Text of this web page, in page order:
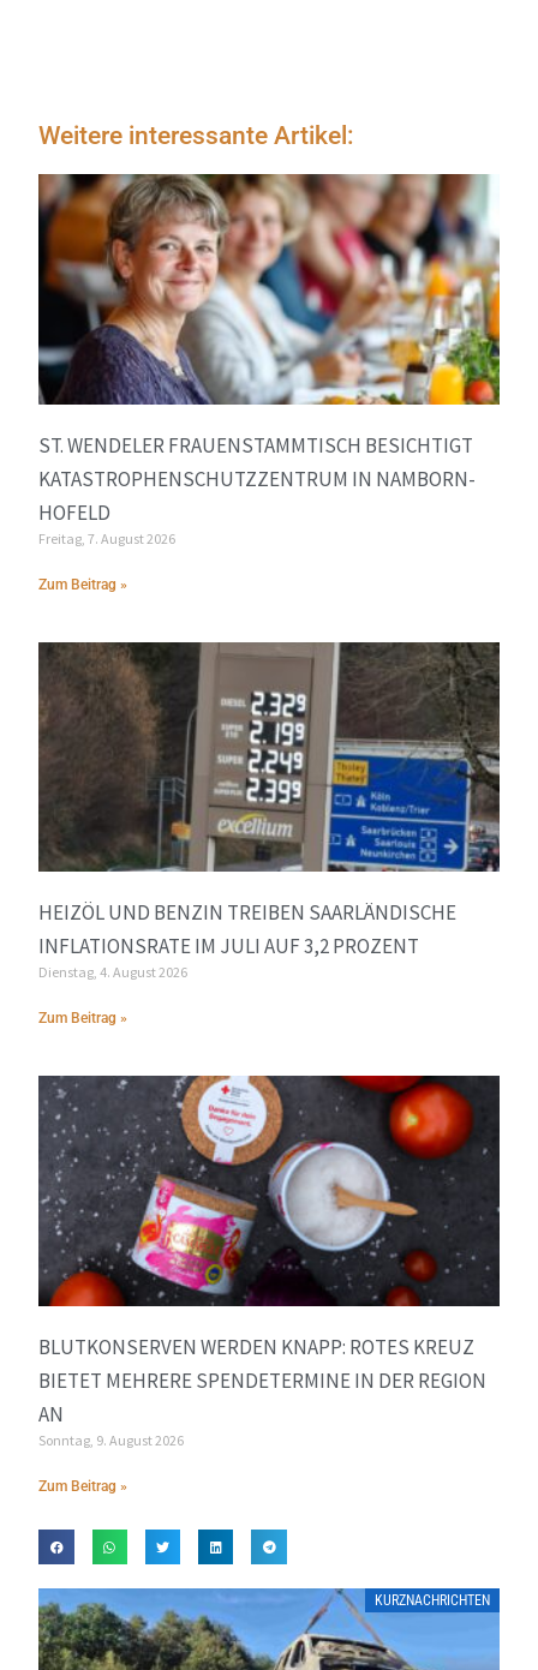
Weitere interessante Artikel:
ST. WENDELER FRAUENSTAMMTISCH BESICHTIGT
KATASTROPHENSCHUTZZENTRUM IN NAMBORN-
HOFELD
Freitag, 7. August 2026
Zum Beitrag »
HEIZÖL UND BENZIN TREIBEN SAARLÄNDISCHE
INFLATIONSRATE IM JULI AUF 3,2 PROZENT
Dienstag, 4. August 2026
Zum Beitrag »
BLUTKONSERVEN WERDEN KNAPP: ROTES KREUZ
BIETET MEHRERE SPENDETERMINE IN DER REGION
AN
Sonntag, 9. August 2026
Zum Beitrag »
KURZNACHRICHTEN